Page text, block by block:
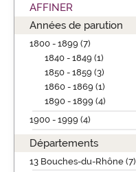
AFFINER
Années de parution
1800 - 1899 (7)
1840 - 1849 (1)
1850 - 1859 (3)
1860 - 1869 (1)
1890 - 1899 (4)
1900 - 1999 (4)
Départements
13 Bouches-du-Rhône (7)